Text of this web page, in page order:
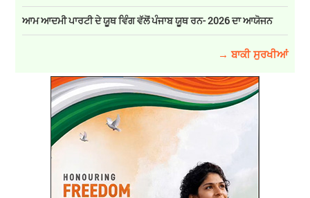
ਆਮ ਆਦਮੀ ਪਾਰਟੀ ਦੇ ਯੂਥ ਵਿੰਗ ਵੱਲੋਂ ਪੰਜਾਬ ਯੂਥ ਰਨ- 2026 ਦਾ ਆਯੋਜਨ
→ ਬਾਕੀ ਸੁਰਖੀਆਂ